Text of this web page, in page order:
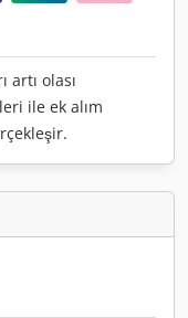
artı olası
ile ek alım